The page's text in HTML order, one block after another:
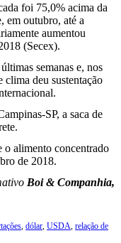
foi 75,0% acima da
em outubro, até a
aumentou
(Secex).
semanas e, nos
clima deu sustentação
SP, a saca de
o alimento concentrado
de 2018.
Boi & Companhia,
, dólar, USDA, relação de